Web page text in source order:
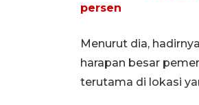
persen
Menurut dia,
harapan besar
terutama di lokasi